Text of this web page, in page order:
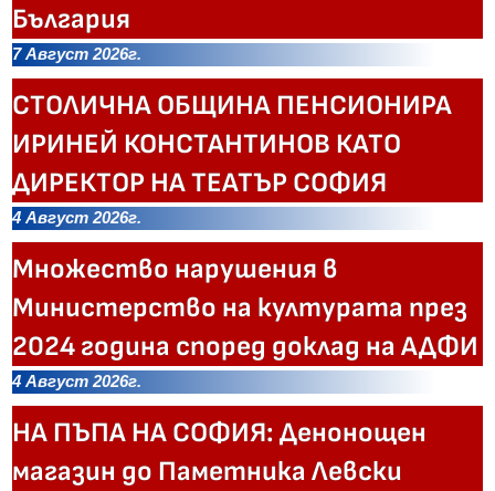
Иван Върбанов – журналист | The News BG Reporter
РЕДАКЦИОННА ПОЛИТИКА НА THE NEWS BG REPORTER
България
7 Август 2026г.
СТОЛИЧНА ОБЩИНА ПЕНСИОНИРА
ИРИНЕЙ КОНСТАНТИНОВ КАТО
ДИРЕКТОР НА ТЕАТЪР СОФИЯ
4 Август 2026г.
Множество нарушения в
Министерство на културата през
2024 година според доклад на АДФИ
4 Август 2026г.
НА ПЪПА НА СОФИЯ: Денонощен
магазин до Паметника Левски